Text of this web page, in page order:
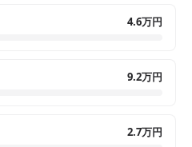
4.6万円
9.2万円
2.7万円